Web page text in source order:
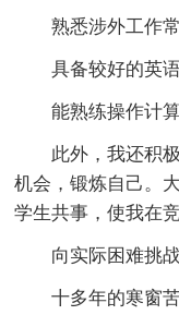
熟悉涉外工作
具备较好的英
能熟练操作计
此外，我还积
机会，锻炼自己。
学生共事，使我在
向实际困难挑
十多年的寒窗